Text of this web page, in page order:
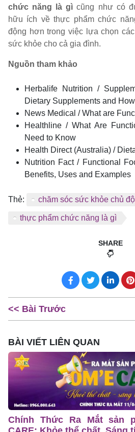
chức năng là gì cũng như có
hữu ích về thực phẩm chức
động hơn trong việc lựa chọn
sức khỏe cho cả gia đình.
Nguồn tham khảo
Herbalife Nutrition /
Dietary Supplements and
News Medical / What are
Healthline / What Are
Need to Know
Health Direct (Australia) /
Nutrition Fact / Functional
Benefits, Uses and Examples
Thẻ: chăm sóc sức khỏe chủ
thực phẩm chức năng là gì
SHARE
<< Bài Trước
BÀI VIẾT LIÊN QUAN
Chính Thức Ra Mắt sản